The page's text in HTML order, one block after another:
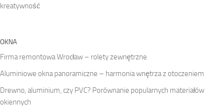
kreatywność
OKNA
Firma remontowa Wrocław – rolety zewnętrzne
Aluminiowe okna panoramiczne – harmonia wnętrza z otoczeniem
Drewno, aluminium, czy PVC? Porównanie popularnych materiałów
okiennych